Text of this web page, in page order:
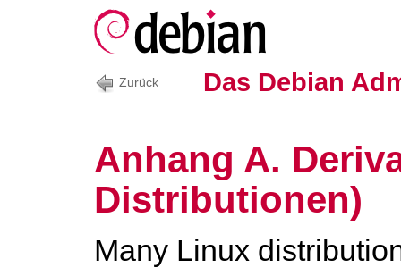
Zurück Das Debian
Anhang A.
Distributionen)
Many Linux